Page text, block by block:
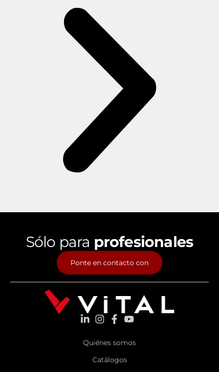
Sólo para profesionales
Ponte en contacto con
Quiénes somos
Catálogos